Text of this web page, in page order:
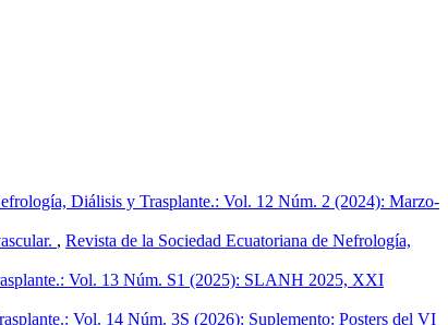
Diálisis y Trasplante.: Vol. 12 Núm. 2 (2024): Marzo-
, Revista de la Sociedad Ecuatoriana de Nefrología,
Vol. 13 Núm. S1 (2025): SLANH 2025, XXI
Vol. 14 Núm. 3S (2026): Suplemento: Posters del VI